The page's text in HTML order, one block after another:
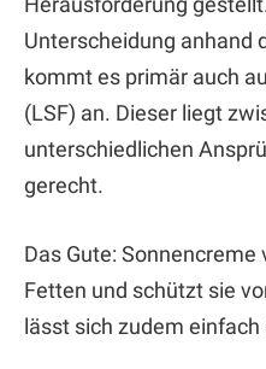
Unterscheidung anhand
kommt es primär auch
(LSF) an. Dieser liegt
unterschiedlichen
gerecht.
Das Gute:
Fetten und schützt sie
lässt sich zudem